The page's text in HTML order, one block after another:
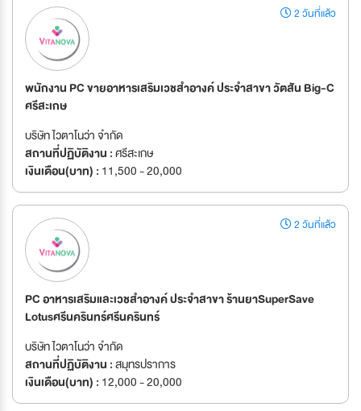
2 วันที่แล้ว
พนักงาน PC ขายอาหารเสริมเวชสำอางค์ ประจำสาขา วัตสัน Big-C
ศรีสะเกษ
บริษัท ไวตาโนว่า จำกัด
สถานที่ปฏิบัติงาน :ศรีสะเกษ
เงินเดือน(บาท) : 11,500 - 20,000
2 วันที่แล้ว
PC อาหารเสริมและเวชสำอางค์ ประจำสาขา ร้านยาSuperSave
Lotusศรีนครินทร์ศรีนครินทร์
บริษัท ไวตาโนว่า จำกัด
สถานที่ปฏิบัติงาน :สมุทรปราการ
เงินเดือน(บาท) : 12,000 - 20,000